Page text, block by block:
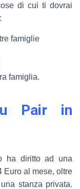
di cui ti dovrai
famiglie
famiglia.
Pair in
ha diritto ad una
Euro al mese, oltre
stanza privata.